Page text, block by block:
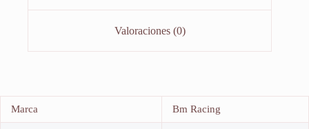
Valoraciones (0)
Marca Bm Racing